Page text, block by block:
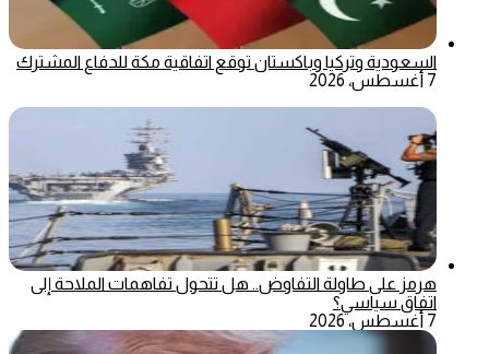
السعودية وتركيا وباكستان توقع اتفاقية مكة للدفاع المشترك
7 أغسطس، 2026
هرمز على طاولة التفاوض.. هل تتحول تفاهمات الملاحة إلى
اتفاق سياسي؟
7 أغسطس، 2026